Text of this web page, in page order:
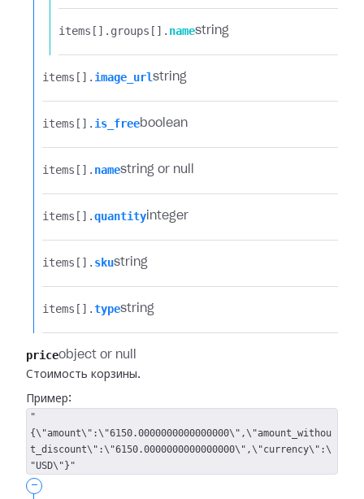
items[].​ groups[].​ namestring
items[].​ image_urlstring
items[].​ is_freeboolean
items[].​ namestring or null
items[].​quantity integer
items[].​ skustring
items[].​typestring
priceobject or null
Стоимость корзины.
Пример:
"
{\"amount\":\"6150.0000000000000000\",\"amount_withou
t_discount\":\"6150.0000000000000000\",\"currency\":\
"USD\"}"
-